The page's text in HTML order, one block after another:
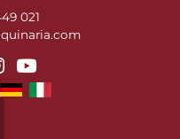
021
youtube